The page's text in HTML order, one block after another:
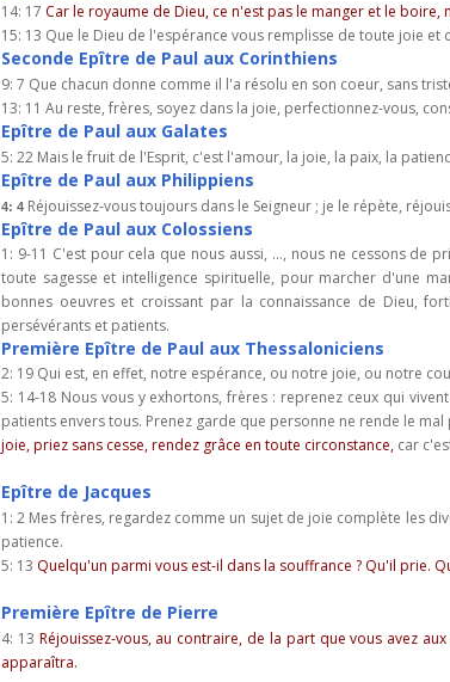
14: 17 Car le royaume de Dieu, ce n'est pas le manger et le boire,
15: 13 Que le Dieu de l'espérance vous remplisse de toute joie
Seconde Epître de Paul aux Corinthiens
9: 7 Que chacun donne comme il l'a résolu en son coeur, sans
13: 11 Au reste, frères, soyez dans la joie, perfectionnez-vous,
Epître de Paul aux Galates
5: 22 Mais le fruit de l'Esprit, c'est l'amour, la joie, la paix, la
Epître de Paul aux Philippiens
4: 4 Réjouissez-vous toujours dans le Seigneur ; je le répète,
Epître de Paul aux Colossiens
1: 9-11 C'est pour cela que nous aussi, …, nous ne cessons de
toute sagesse et intelligence spirituelle, pour marcher d'une
bonnes oeuvres et croissant par la connaissance de Dieu,
persévérants et patients.
Première Epître de Paul aux Thessaloniciens
2: 19 Qui est, en effet, notre espérance, ou notre joie, ou notre
5: 14-18 Nous vous y exhortons, frères : reprenez ceux qui
patients envers tous. Prenez garde que personne ne rende le
joie, priez sans cesse, rendez grâce en toute circonstance, car
Epître de Jacques
1: 2 Mes frères, regardez comme un sujet de joie complète les
patience.
5: 13 Quelqu'un parmi vous est-il dans la souffrance ? Qu'il prie.
Première Epître de Pierre
4: 13 Réjouissez-vous, au contraire, de la part que vous avez
apparaîtra.